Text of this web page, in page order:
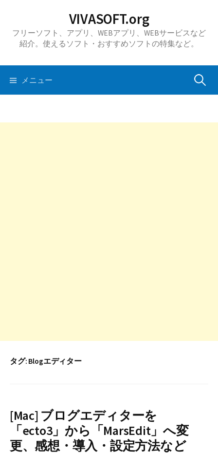
VIVASOFT.org
フリーソフト、アプリ、WEBアプリ、WEBサービスなど
紹介。使えるソフト・おすすめソフトの特集など。
メニュー 検
タグ: Blogエディター
[Mac] ブログエディターを
「ecto3」から「MarsEdit」へ変
更、感想・導入・設定方法など